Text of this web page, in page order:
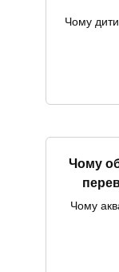
Чому
Чому
Чому